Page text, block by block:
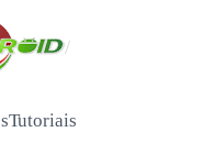
/
Tutoriais